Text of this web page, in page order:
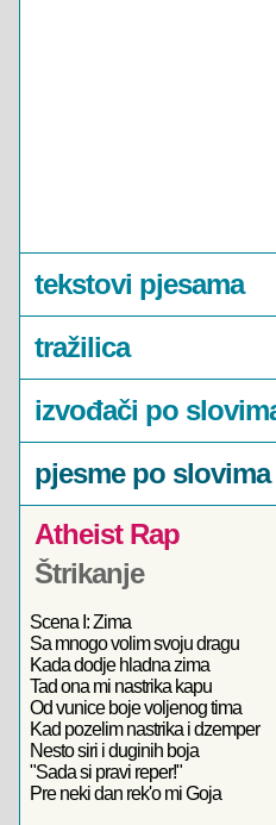
tekstovi pjesama
tražilica
izvođači po
pjesme po slovima
Atheist Rap
Štrikanje
Scena I: Zima
Sa mnogo volim svoju dragu
Kada dodje hladna zima
Tad ona mi nastrika kapu
Od vunice boje voljenog tima
Kad pozelim nastrika i dzemper
Nesto siri i duginih boja
"Sada si pravi reper!"
Pre neki dan rek'o mi Goja